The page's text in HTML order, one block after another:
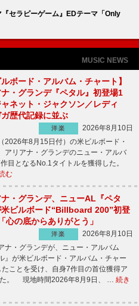
セラピーゲーム』EDテーマ「Only
MUSIC NEWS
ルボード・アルバム・チャート】
・グランデ『ペタル』初登場1
ネット・ジャクソン／レディ
歴代記録に並ぶ
洋楽
2026年8月10日
2026年8月15日付）の米ビルボード・
アリアナ・グランデのニュー・アルバ
目となるNo.1タイトルを獲得した。
む
・グランデ、ニューAL『ペタ
米ビルボード“Billboard 200”初登
心の底からありがとう」
洋楽
2026年8月10日
ナ・グランデが、ニュー・アルバム
』が米ビルボード・アルバム・チャー
ことを受け、自身7作目の首位獲得ア
た。 現地時間2026年8月9日、 … 続き